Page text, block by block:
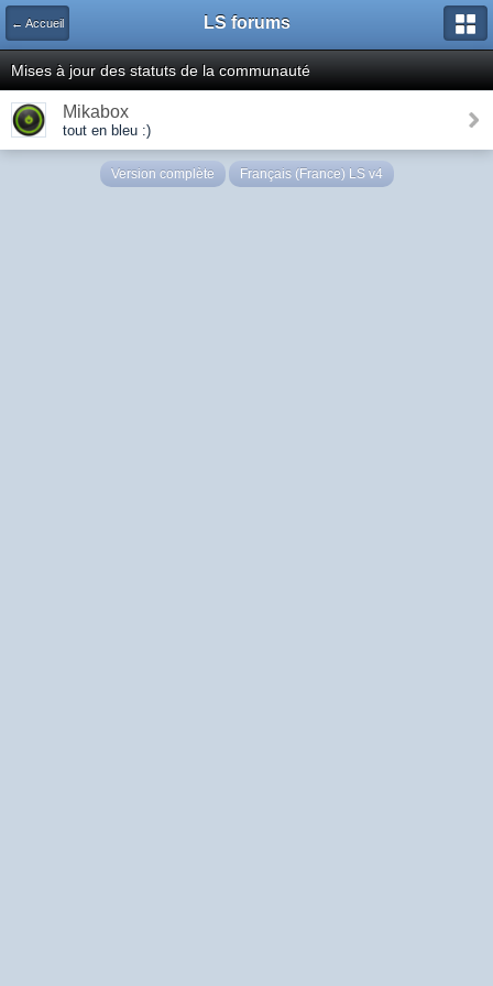
← Accueil LS forums
Mises à jour des statuts de la communauté
Mikabox
tout en bleu :)
Version complète Français (France) LS v4